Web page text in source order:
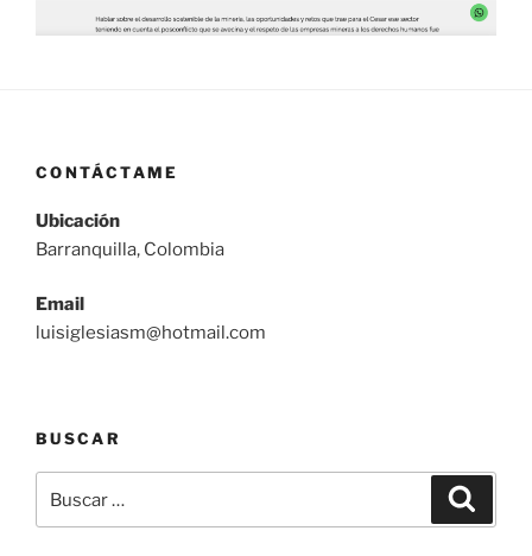
CONTÁCTAME
Ubicación
Barranquilla, Colombia
Email
luisiglesiasm@hotmail.com
BUSCAR
por: